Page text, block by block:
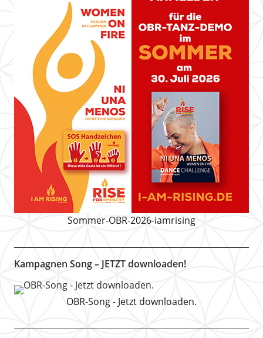
Sommer-OBR-2026-iamrising
Kampagnen Song – JETZT downloaden!
OBR-Song - Jetzt downloaden.